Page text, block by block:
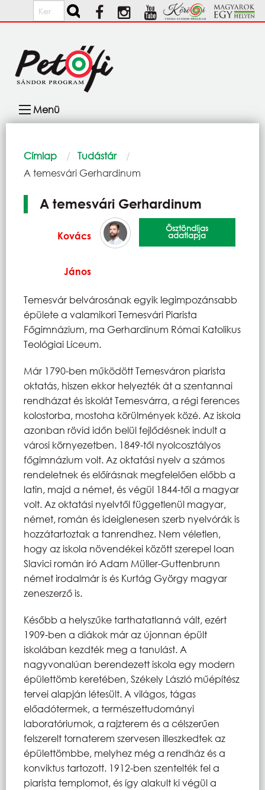
Ugrás a tartalomra
Keresés
navigáció
Menü
Morzsa
Címlap
Tudástár
Current:
A temesvári Gerhardinum
A temesvári Gerhardinum
Kovács
János
Ösztöndíjas
adatlapja
Temesvár belvárosának egyik legimpozánsabb
épülete a valamikori Temesvári Piarista
Főgimnázium, ma Gerhardinum Római Katolikus
Teológiai Líceum.
Már 1790-ben működött Temesváron piarista
oktatás, hiszen ekkor helyezték át a szentannai
rendházat és iskolát Temesvárra, a régi ferences
kolostorba, mostoha körülmények közé. Az iskola
azonban rövid időn belül fejlődésnek indult a
városi környezetben. 1849-től nyolcosztályos
főgimnázium volt. Az oktatási nyelv a számos
rendeletnek és előírásnak megfelelően előbb a
latin, majd a német, és végül 1844-től a magyar
volt. Az oktatási nyelvtől függetlenül magyar,
német, román és ideiglenesen szerb nyelvórák is
hozzátartoztak a tanrendhez. Nem véletlen,
hogy az iskola növendékei között szerepel Ioan
Slavici román író Adam Müller-Guttenbrunn
német irodalmár is és Kurtág György magyar
zeneszerző is.
Később a helyszűke tarthatatlanná vált, ezért
1909-ben a diákok már az újonnan épült
iskolában kezdték meg a tanulást. A
nagyvonalúan berendezett iskola egy modern
épülettömb keretében, Székely László műépítész
tervei alapján létesült. A világos, tágas
előadótermek, a természettudományi
laboratóriumok, a rajzterem és a célszerűen
felszerelt tornaterem szervesen illeszkedtek az
épülettömbbe, melyhez még a rendház és a
konviktus tartozott. 1912-ben szentelték fel a
piarista templomot, és így alakult ki végül a